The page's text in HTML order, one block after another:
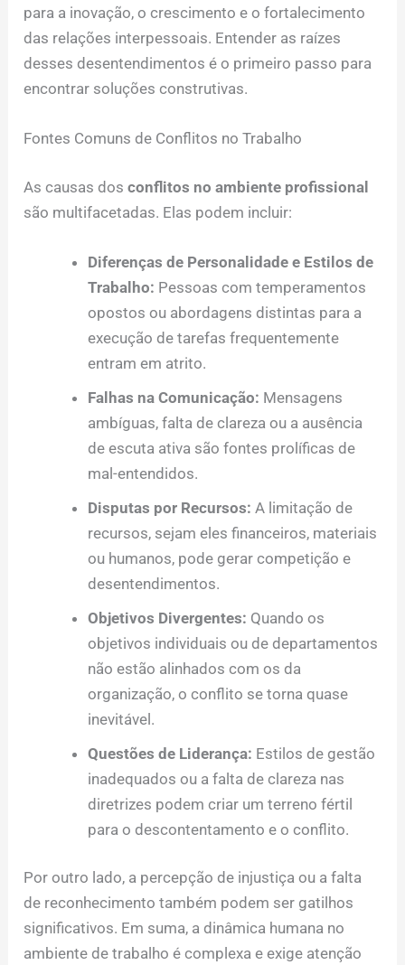
para a inovação, o crescimento e o fortalecimento
das relações interpessoais. Entender as raízes
desses desentendimentos é o primeiro passo para
encontrar soluções construtivas.
Fontes Comuns de Conflitos no Trabalho
As causas dosconflitos no ambiente profissional
são multifacetadas. Elas podem incluir:
Diferenças de Personalidade e Estilos de
Trabalho: Pessoas com temperamentos
opostos ou abordagens distintas para a
execução de tarefas frequentemente
entram em atrito.
Falhas na Comunicação: Mensagens
ambíguas, falta de clareza ou a ausência
de escuta ativa são fontes prolíficas de
mal-entendidos.
Disputas por Recursos: A limitação de
recursos, sejam eles financeiros, materiais
ou humanos, pode gerar competição e
desentendimentos.
Objetivos Divergentes: Quando os
objetivos individuais ou de departamentos
não estão alinhados com os da
organização, o conflito se torna quase
inevitável.
Questões de Liderança: Estilos de gestão
inadequados ou a falta de clareza nas
diretrizes podem criar um terreno fértil
para o descontentamento e o conflito.
Por outro lado, a percepção de injustiça ou a falta
de reconhecimento também podem ser gatilhos
significativos. Em suma, a dinâmica humana no
ambiente de trabalho é complexa e exige atenção